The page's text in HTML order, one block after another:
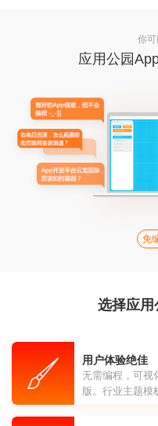
你
应用公园
免
选择应用
用户体验绝佳
无需编程，可视
版。行业主题模